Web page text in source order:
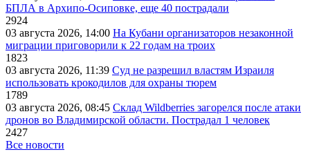
БПЛА в Архипо-Осиповке, еще 40 пострадали
2924
03 августа 2026, 14:00 На Кубани организаторов незаконной
миграции приговорили к 22 годам на троих
1823
03 августа 2026, 11:39 Суд не разрешил властям Израиля
использовать крокодилов для охраны тюрем
1789
03 августа 2026, 08:45 Склад Wildberries загорелся после атаки
дронов во Владимирской области. Пострадал 1 человек
2427
Все новости